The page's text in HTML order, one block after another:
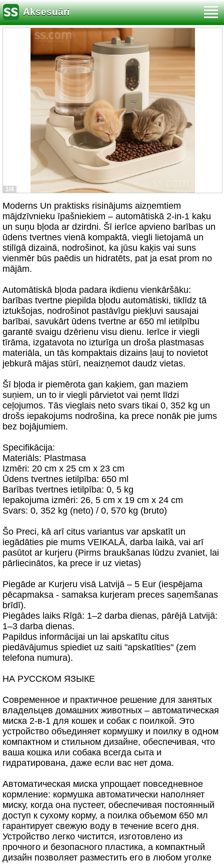
Aksesuāri
1/4
Moderns Un praktisks risinājums aizņemtiem
mājdzīvnieku īpašniekiem – automātiskā 2-in-1 kaķu
un suņu bļoda ar dzirdni. Šī ierīce apvieno barības un
ūdens tvertnes vienā kompaktā, viegli lietojamā un
stilīgā dizainā, nodrošinot, ka jūsu kaķis vai suns
vienmēr būs paēdis un hidratēts, pat ja esat prom no
mājām.
Automātiskā bļoda padara ikdienu vienkāršāku:
barības tvertne piepilda bļodu automātiski, tiklīdz tā
iztukšojas, nodrošinot pastāvīgu piekļuvi sausajai
barībai, savukārt ūdens tvertne ar 650 ml ietilpību
garantē svaigu dzērienu visu dienu. Ierīce ir viegli
tīrāma, izgatavota no izturīga un droša plastmasas
materiāla, un tās kompaktais dizains ļauj to novietot
jebkurā mājas stūrī, neaizņemot daudz vietas.
Šī bļoda ir piemērota gan kaķiem, gan maziem
suņiem, un to ir viegli pārvietot vai ņemt līdzi
ceļojumos. Tās vieglais neto svars tikai 0, 352 kg un
drošs iepakojums nodrošina, ka prece nonāk pie jums
bez bojājumiem.
Specifikācija:
Materiāls: Plastmasa
Izmēri: 20 cm x 25 cm x 23 cm
Ūdens tvertnes ietilpība: 650 ml
Barības tvertnes ietilpība: 0, 5 kg
Iepakojuma izmēri: 26, 5 cm x 19 cm x 24 cm
Svars: 0, 352 kg (neto) / 0, 570 kg (bruto)
Šo Preci, kā arī citus variantus var apskatīt un
iegādāties pie mums VEIKALĀ, darba laikā, vai arī
pasūtot ar kurjeru (Pirms braukšanas lūdzu zvaniet, lai
pārliecinātos, ka prece ir uz vietas)
Piegāde ar Kurjeru visā Latvijā – 5 Eur (iespējama
pēcapmaksa - samaksa kurjeram preces saņemšanas
brīdī).
Piegādes laiks Rīgā: 1–2 darba dienas, pārējā Latvijā:
1–3 darba dienas.
Papildus informācijai un lai apskatītu citus
piedāvājumus spiediet uz saiti "apskatīties" (zem
telefona numura).
НА РУССКОМ ЯЗЫКЕ
Современное и практичное решение для занятых
владельцев домашних животных – автоматическая
миска 2-в-1 для кошек и собак с поилкой. Это
устройство объединяет кормушку и поилку в одном
компактном и стильном дизайне, обеспечивая, что
ваша кошка или собака всегда сыта и
гидратирована, даже если вас нет дома.
Автоматическая миска упрощает повседневное
кормление: кормушка автоматически наполняет
миску, когда она пустеет, обеспечивая постоянный
доступ к сухому корму, а поилка объемом 650 мл
гарантирует свежую воду в течение всего дня.
Устройство легко чистится, изготовлено из
прочного и безопасного пластика, а компактный
дизайн позволяет разместить его в любом уголке